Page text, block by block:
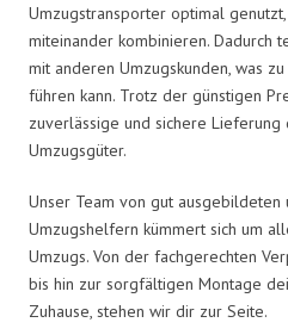
Umzugstransporter optimal
miteinander kombinieren. Dadurch
mit anderen Umzugskunden, was
führen kann. Trotz der günstigen
zuverlässige und sichere
Umzugsgüter.
Unser Team von gut ausgebildeten
Umzugshelfern kümmert sich um
Umzugs. Von der fachgerechten
bis hin zur sorgfältigen Montage
Zuhause, stehen wir dir zur Seite.